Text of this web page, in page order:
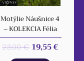
cena
Motýlie Náušnice 4
– KOLEKCIA Félia
Normálna cena
23,00 € Zľavnená cena
19,55 €